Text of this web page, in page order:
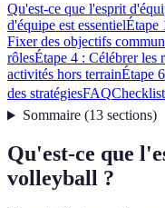
Qu'est-ce que l'esprit
d'équipe est essentielÉtape
Fixer des objectifs
rôlesÉtape 4 : Célébrer les
activités hors terrainÉtape
des stratégiesFAQChecklist
Sommaire(13 sections)
Qu'est-ce que
volleyball ?